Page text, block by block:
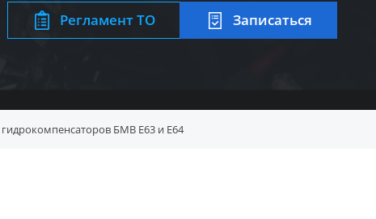
Регламент ТО Записаться
БМВ E63 и E64